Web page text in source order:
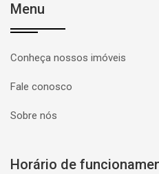
Menu
Conheça nossos imóveis
Fale conosco
Sobre nós
Horário de